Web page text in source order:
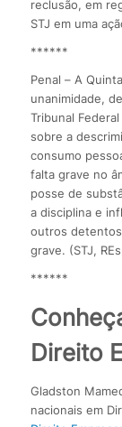
reclusão, em
STJ em uma
******
Penal – A
unanimidade,
Tribunal
sobre a
consumo
falta grave no
posse de
a disciplina e
outros
grave. (STJ,
******
Direito
Gladston
nacionais em